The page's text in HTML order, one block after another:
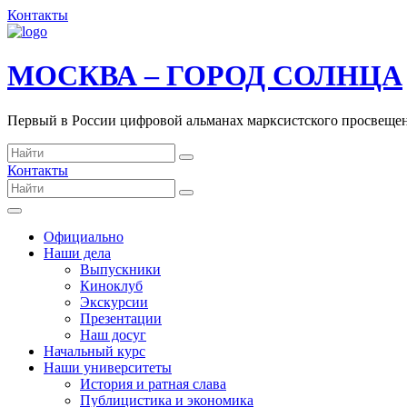
Контакты
МОСКВА – ГОРОД СОЛНЦА
Первый в России цифровой альманах марксистского
Контакты
Официально
Наши дела
Выпускники
Киноклуб
Экскурсии
Презентации
Наш досуг
Начальный курс
Наши университеты
История и ратная слава
Публицистика и экономика